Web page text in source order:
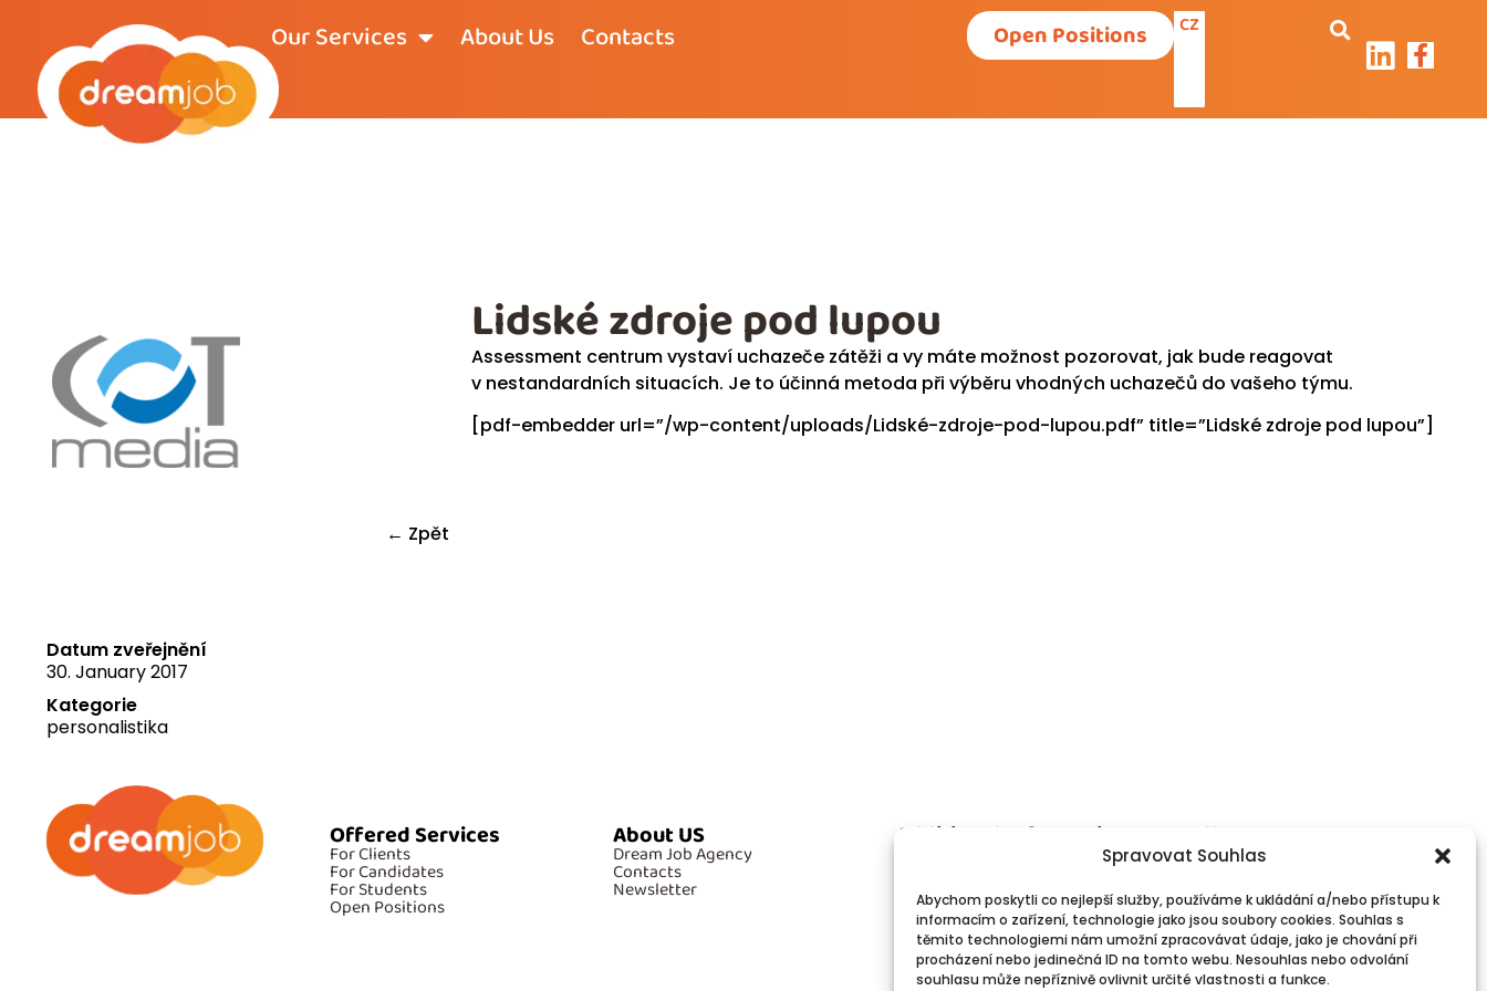
Spravovat Souhlas
Abychom poskytli co nejlepší služby, používáme k ukládání a/nebo přístupu k
informacím o zařízení, technologie jako jsou soubory cookies. Souhlas s
těmito technologiemi nám umožní zpracovávat údaje, jako je chování při
procházení nebo jedinečná ID na tomto webu. Nesouhlas nebo odvolání
souhlasu může nepříznivě ovlivnit určité vlastnosti a funkce.
Our Services About Us Contacts Open Positions CZ
← Zpět
Datum zveřejnění
30. January 2017
Kategorie
personalistika
Assessment centrum vystaví uchazeče zátěži a vy máte možnost pozorovat, jak bude reagovat
v nestandardních situacích. Je to účinná metoda při výběru vhodných uchazečů do vašeho týmu.
[pdf-embedder url=”/wp-content/uploads/Lidské-zdroje-pod-lupou.pdf” title=”Lidské zdroje pod lupou”]
Lidské zdroje pod lupou
Offered Services
For Clients
For Candidates
For Students
Open Positions
About US
Dream Job Agency
Contacts
Newsletter
Additional Information Follow Us
Contacts